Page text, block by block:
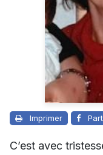
Imprimer
C’est avec